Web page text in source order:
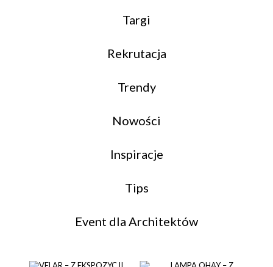
Targi
Rekrutacja
Trendy
Nowości
Inspiracje
Tips
Event dla Architektów